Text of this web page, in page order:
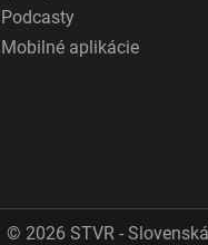
Podcasty
Mobilné aplikácie
© 2026 STVR -